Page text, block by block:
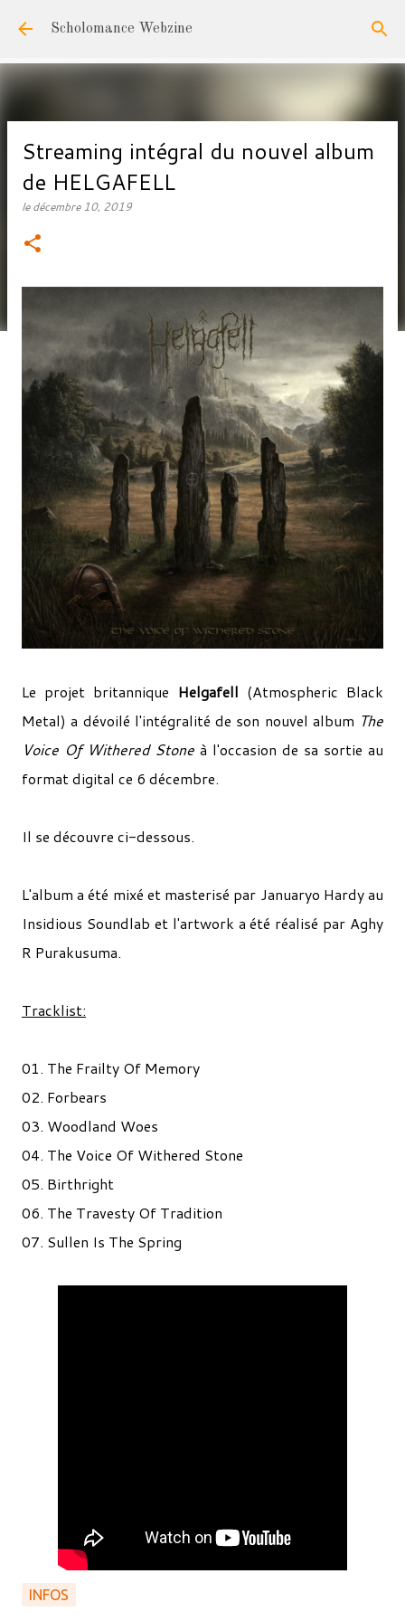
Accéder au contenu principal
Scholomance Webzine
Streaming intégral du nouvel album
de HELGAFELL
ledécembre 10, 2019
Le projet britannique Helgafell (Atmospheric Black
Metal) a dévoilé l'intégralité de son nouvel album The
Voice Of Withered Stone à l'occasion de sa sortie au
format digital ce 6 décembre.
Il se découvre ci-dessous.
L'album a été mixé et masterisé par Januaryo Hardy au
Insidious Soundlab et l'artwork a été réalisé par Aghy
R Purakusuma.
Tracklist:
01. The Frailty Of Memory
02. Forbears
03. Woodland Woes
04. The Voice Of Withered Stone
05. Birthright
06. The Travesty Of Tradition
07. Sullen Is The Spring
INFOS